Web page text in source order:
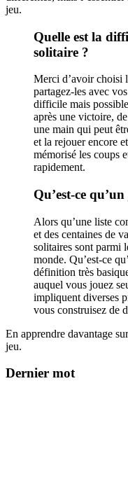
jeu.
Quelle est la
solitaire ?
Merci d’avoir choisi
partagez-les avec
difficile mais
après une victoire,
une main qui peut
et la rejouer encore
mémorisé les coups
rapidement.
Qu’est-ce
Alors qu’une liste
et des centaines de
solitaires sont parmi
monde. Qu’est-ce
définition très
auquel vous jouez
impliquent diverses
vous construisez de
En apprendre davantage
jeu.
Dernier mot